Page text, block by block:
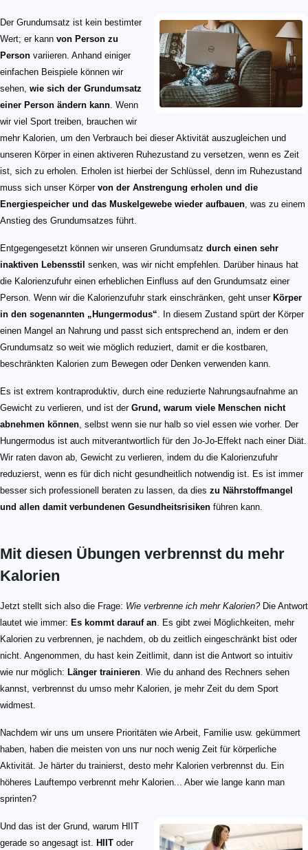
Der Grundumsatz ist kein bestimter
Wert; er kann von Person zu
Person variieren. Anhand einiger
einfachen Beispiele können wir
sehen, wie sich der Grundumsatz
einer Person ändern kann . Wenn
wir viel Sport treiben, brauchen wir
mehr Kalorien, um den Verbrauch bei dieser Aktivität auszugleichen und
unseren Körper in einen aktiveren Ruhezustand zu versetzen, wenn es Zeit
ist, sich zu erholen. Erholen ist hierbei der Schlüssel, denn im Ruhezustand
muss sich unser Körper von der Anstrengung erholen und die
Energiespeicher und das Muskelgewebe wieder aufbauen , was zu einem
Anstieg des Grundumsatzes führt.
Entgegengesetzt können wir unseren Grundumsatz durch einen sehr
inaktiven Lebensstil senken, was wir nicht empfehlen. Darüber hinaus hat
die Kalorienzufuhr einen erheblichen Einfluss auf den Grundumsatz einer
Person. Wenn wir die Kalorienzufuhr stark einschränken, geht unser Körper
in den sogenannten „Hungermodus“ . In diesem Zustand spürt der Körper
einen Mangel an Nahrung und passt sich entsprechend an, indem er den
Grundumsatz so weit wie möglich reduziert, damit er die kostbaren,
beschränkten Kalorien zum Bewegen oder Denken verwenden kann.
Es ist extrem kontraproduktiv, durch eine reduzierte Nahrungsaufnahme an
Gewicht zu verlieren, und ist der Grund, warum viele Menschen nicht
abnehmen können , selbst wenn sie nur halb so viel essen wie vorher. Der
Hungermodus ist auch mitverantwortlich für den Jo-Jo-Effekt nach einer Diät.
Wir raten davon ab, Gewicht zu verlieren, indem du die Kalorienzufuhr
reduzierst, wenn es für dich nicht gesundheitlich notwendig ist. Es ist immer
besser sich professionell beraten zu lassen, da dies zu Nährstoffmangel
und allen damit verbundenen Gesundheitsrisiken führen kann.
Mit diesen Übungen verbrennst du mehr
Kalorien
Jetzt stellt sich also die Frage: Wie verbrenne ich mehr Kalorien?Die Antwort
lautet wie immer: Es kommt darauf an . Es gibt zwei Möglichkeiten, mehr
Kalorien zu verbrennen, je nachdem, ob du zeitlich eingeschränkt bist oder
nicht. Angenommen, du hast kein Zeitlimit, dann ist die Antwort so intuitiv
wie nur möglich: Länger trainieren . Wie du anhand des Rechners sehen
kannst, verbrennst du umso mehr Kalorien, je mehr Zeit du dem Sport
widmest.
Nachdem wir uns um unsere Prioritäten wie Arbeit, Familie usw. gekümmert
haben, haben die meisten von uns nur noch wenig Zeit für körperliche
Aktivität. Je härter du trainierst, desto mehr Kalorien verbrennst du. Ein
höheres Lauftempo verbrennt mehr Kalorien... Aber wie lange kann man
sprinten?
Und das ist der Grund, warum HIIT
gerade so angesagt ist. HIIT oder